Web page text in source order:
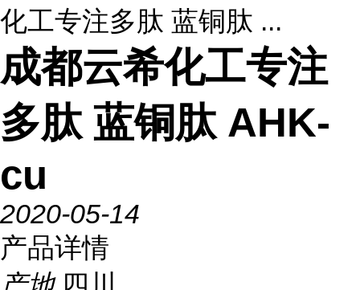
化工专注多肽 蓝铜肽 ...
成都云希化工专注
多肽 蓝铜肽 AHK-
cu
2020-05-14
产品详情